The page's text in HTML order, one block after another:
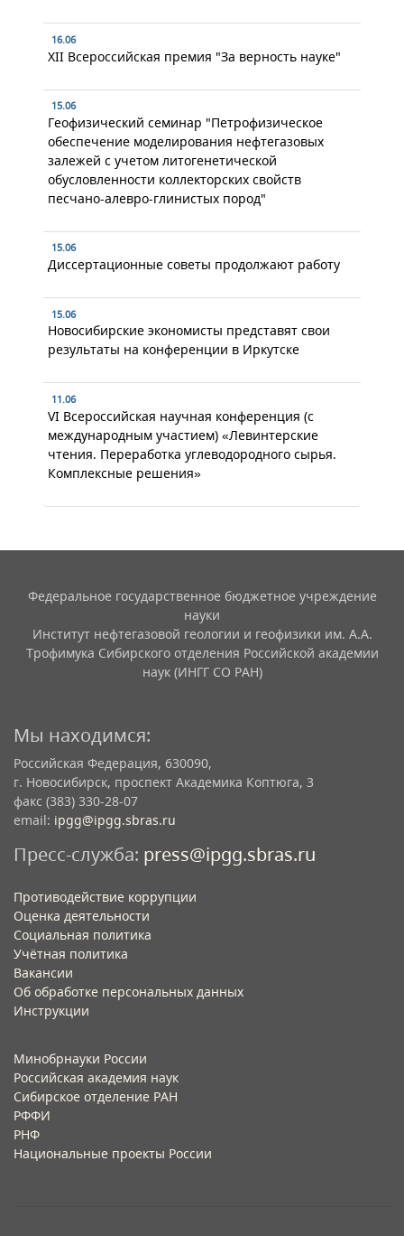
16.06
XII Всероссийская премия "За верность науке"
15.06
Геофизический семинар "Петрофизическое
обеспечение моделирования нефтегазовых
залежей с учетом литогенетической
обусловленности коллекторских свойств
песчано-алевро-глинистых пород"
15.06
Диссертационные советы продолжают работу
15.06
Новосибирские экономисты представят свои
результаты на конференции в Иркутске
11.06
VI Всероссийская научная конференция (с
международным участием) «Левинтерские
чтения. Переработка углеводородного сырья.
Комплексные решения»
Федеральное государственное бюджетное учреждение
науки
Институт нефтегазовой геологии и геофизики им. А.А.
Трофимука Сибирского отделения Российской академии
наук (ИНГГ СО РАН)
Мы находимся:
Российская Федерация, 630090,
г. Новосибирск, проспект Академика Коптюга, 3
факс (383) 330-28-07
email: ipgg@ipgg.sbras.ru
Пресс-служба: press@ipgg.sbras.ru
Противодействие коррупции
Оценка деятельности
Социальная политика
Учётная политика​
Вакансии​
Об обработке персональных данных​
Инструкции​
Минобрнауки России
Российская академия наук
Сибирское отделение РАН
РФФИ
РНФ
Национальные проекты России